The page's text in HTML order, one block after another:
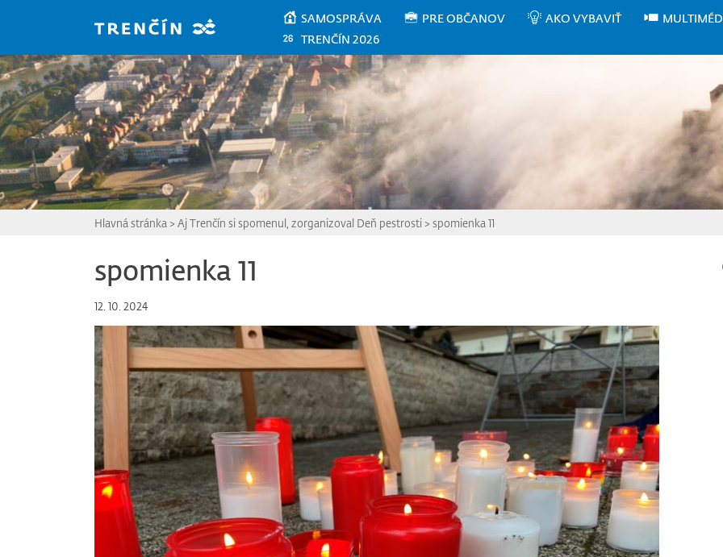
SAMOSPRÁVA PRE OBČANOV AKO VYBAVIŤ
TRENČÍN 2026
Hlavná stránka > Aj Trenčín si spomenul, zorganizoval Deň pestrosti> spomienka 11
spomienka 11
12. 10. 2024